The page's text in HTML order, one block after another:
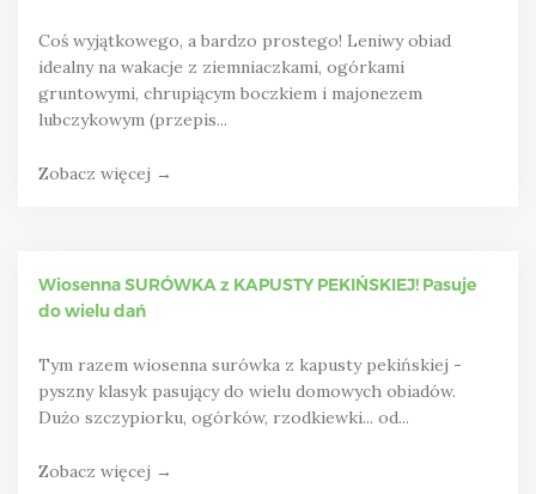
Coś wyjątkowego, a bardzo prostego! Leniwy obiad
idealny na wakacje z ziemniaczkami, ogórkami
gruntowymi, chrupiącym boczkiem i majonezem
lubczykowym (przepis...
Zobacz więcej →
Wiosenna SURÓWKA z KAPUSTY PEKIŃSKIEJ! Pasuje
do wielu dań
Tym razem wiosenna surówka z kapusty pekińskiej -
pyszny klasyk pasujący do wielu domowych obiadów.
Dużo szczypiorku, ogórków, rzodkiewki... od...
Zobacz więcej →